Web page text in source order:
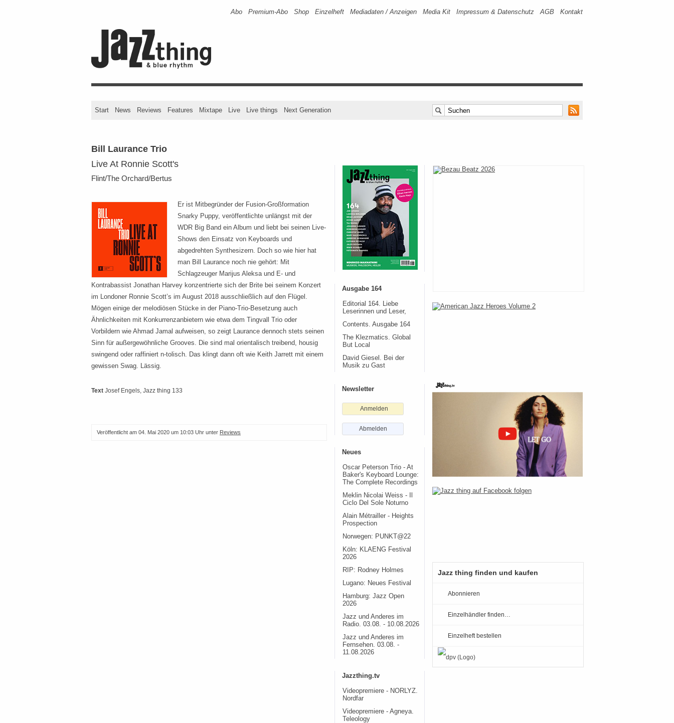
Abo Premium-Abo Shop Einzelheft Mediadaten / Anzeigen Media Kit Impressum & Datenschutz AGB Kontakt
Start News Reviews Features Mixtape Live Live things Next Generation
Bill Laurance Trio
Live At Ronnie Scott's
Flint/The Orchard/Bertus
Er ist Mitbegründer der Fusion-Großformation
Snarky Puppy, veröffentlichte unlängst mit der
WDR Big Band ein Album und liebt bei seinen Live-
Shows den Einsatz von Keyboards und
abgedrehten Synthesizern. Doch so wie hier hat
man Bill Laurance noch nie gehört: Mit
Schlagzeuger Marijus Aleksa und E- und
Kontrabassist Jonathan Harvey konzentrierte sich der Brite bei seinem Konzert
im Londoner Ronnie Scott’s im August 2018 ausschließlich auf den Flügel.
Mögen einige der melodiösen Stücke in der Piano-Trio-Besetzung auch
Ähnlichkeiten mit Konkurrenzanbietern wie etwa dem Tingvall Trio oder
Vorbildern wie Ahmad Jamal aufweisen, so zeigt Laurance dennoch stets seinen
Sinn für außergewöhnliche Grooves. Die sind mal orientalisch treibend, housig
swingend oder raffiniert n-tolisch. Das klingt dann oft wie Keith Jarrett mit einem
gewissen Swag. Lässig.
Text Josef Engels, Jazz thing 133
Veröffentlicht am 04. Mai 2020 um 10:03 Uhr unter Reviews
Ausgabe 164
Editorial 164. Liebe
Leserinnen und Leser,
Contents. Ausgabe 164
The Klezmatics. Global
But Local
David Giesel. Bei der
Musik zu Gast
Newsletter
Anmelden
Abmelden
Neues
Oscar Peterson Trio - At
Baker's Keyboard Lounge:
The Complete Recordings
Meklin Nicolai Weiss - Il
Ciclo Del Sole Noturno
Alain Métrailler - Heights
Prospection
Norwegen: PUNKT@22
Köln: KLAENG Festival
2026
RIP: Rodney Holmes
Lugano: Neues Festival
Hamburg: Jazz Open
2026
Jazz und Anderes im
Radio. 03.08. - 10.08.2026
Jazz und Anderes im
Fernsehen. 03.08. -
11.08.2026
Jazzthing.tv
Videopremiere - NORLYZ.
Nordfar
Videopremiere - Agneya.
Teleology
Jazz thing finden und kaufen
Abonnieren
Einzelhändler finden…
Einzelheft bestellen